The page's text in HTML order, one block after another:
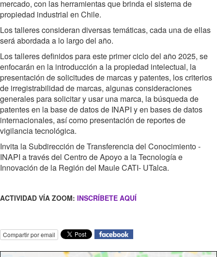
mercado, con las herramientas que brinda el sistema de
propiedad industrial en Chile.
Los talleres consideran diversas temáticas, cada una de ellas
será abordada a lo largo del año.
Los talleres definidos para este primer ciclo del año 2025, se
enfocarán en la introducción a la propiedad intelectual, la
presentación de solicitudes de marcas y patentes, los criterios
de irregistrabilidad de marcas, algunas consideraciones
generales para solicitar y usar una marca, la búsqueda de
patentes en la base de datos de INAPI y en bases de datos
internacionales, así como presentación de reportes de
vigilancia tecnológica.
Invita la Subdirección de Transferencia del Conocimiento -
INAPI a través del Centro de Apoyo a la Tecnología e
Innovación de la Región del Maule CATI- UTalca.
ACTIVIDAD VÍA ZOOM: INSCRÍBETE AQUÍ
Compartir por email